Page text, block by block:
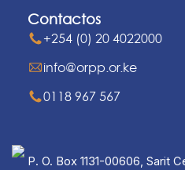
Contactos
+254 (0) 20 4022000
info@orpp.or.ke
0118 967 567
P. O. Box 1131-00606, Sarit